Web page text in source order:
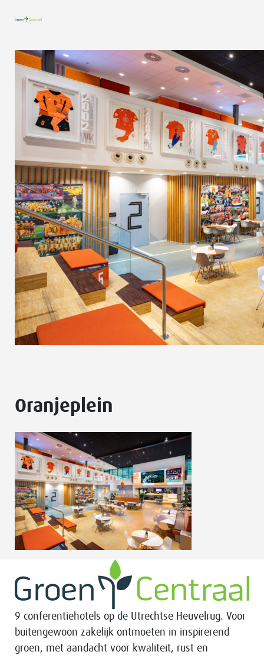
Oranjeplein
9 conferentiehotels op de Utrechtse Heuvelrug. Voor
buitengewoon zakelijk ontmoeten in inspirerend
groen, met aandacht voor kwaliteit, rust en